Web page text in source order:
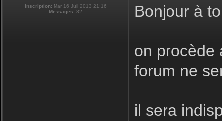
Inscription: Mar 16 Juil 2013 21:16
Messages: 82 Bonjour à
on procède
forum ne
il sera